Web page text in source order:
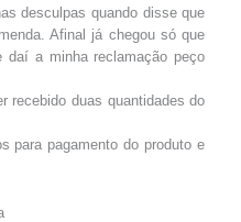
desculpas quando disse que
Afinal já chegou só que
daí a minha reclamação peço
recebido duas quantidades do
para pagamento do produto e